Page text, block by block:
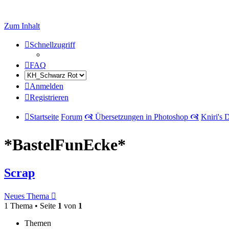
Zum Inhalt
Schnellzugriff
FAQ
Anmelden
Registrieren
Startseite Forum 🙧 Übersetzungen in Photoshop 🙧 Kniri's
*BastelFunEcke*
Scrap
Neues Thema
1 Thema • Seite 1 von 1
Themen